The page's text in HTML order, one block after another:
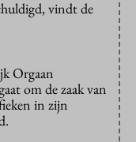
vindt de
Orgaan
om de zaak van
in zijn